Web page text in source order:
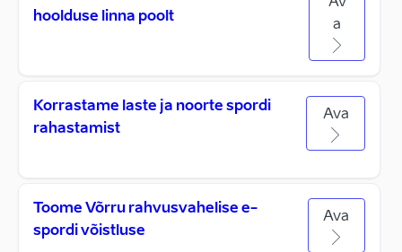
hoolduse linna poolt
a
Korrastame laste ja noorte spordi
rahastamist
Ava
Toome Võrru rahvusvahelise e-
spordi võistluse
Ava